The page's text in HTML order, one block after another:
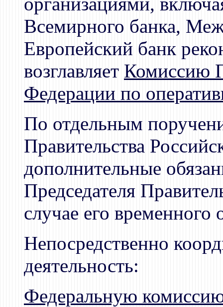
Всемирного банка,
Европейский банк
возглавляет Комиссию
Федерации по
По отдельным
Правительства
дополнительные
Председателя
случае его временного
Непосредственно
деятельность:
Федеральную